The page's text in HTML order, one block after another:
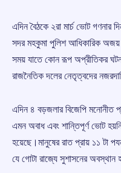
এদিন বৈঠকে ২রা মার্চ ভোট গণনার
সদর মহকুমা পুলিশ আধিকারিক
সময় যাতে কোন রূপ অপ্রীতিকর
রাজনৈতিক দলের নেতৃত্বদের
এদিন ৪ বড়জলার বিজেপি মনোনীত
এমন অবাধ এবং শান্তিপূর্ণ ভোট হয়নি
হয়েছে।মানুষের রাত প্রায় ১১ টা
যে গোটা রাজ্যে সুশাসনের অবস্থান